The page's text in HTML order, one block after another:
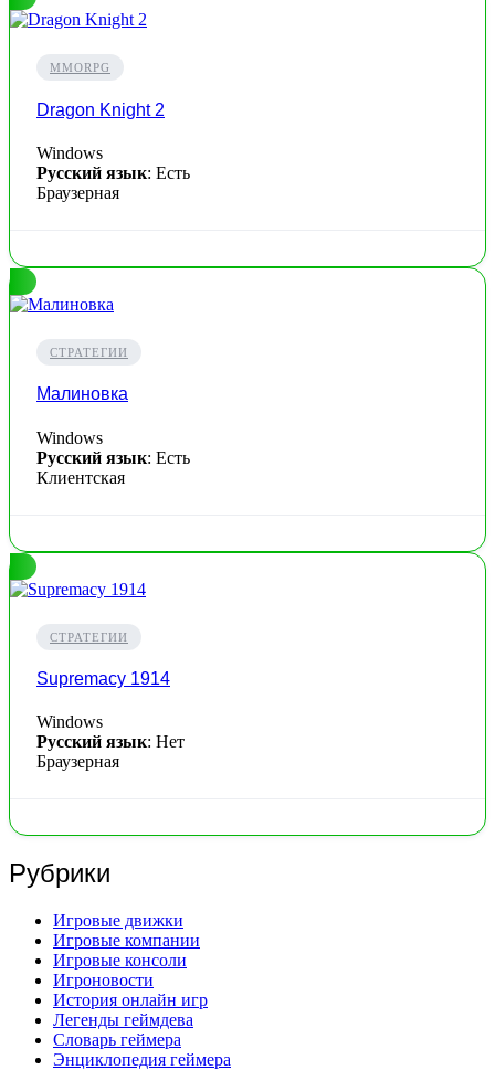
MMORPG
Dragon Knight 2
Windows
Русский язык: Есть
Браузерная
СТРАТЕГИИ
Малиновка
Windows
Русский язык: Есть
Клиентская
СТРАТЕГИИ
Supremacy 1914
Windows
Русский язык: Нет
Браузерная
Рубрики
Игровые движки
Игровые компании
Игровые консоли
Игроновости
История онлайн игр
Легенды геймдева
Словарь геймера
Энциклопедия геймера